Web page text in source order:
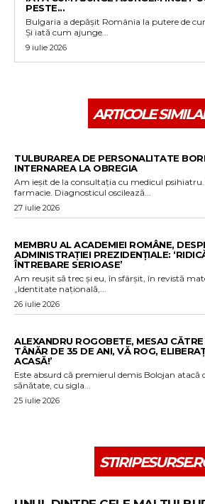
PESTE...
Bulgaria a depășit România la putere de
Și iată cum ajunge...
9 iulie 2026
ARTICOLE
TULBURAREA DE PERSONALITATE
INTERNAREA LA OBREGIA
Am ieșit de la consultația cu medicul
farmacie. Diagnosticul oscilează...
27 iulie 2026
MEMBRU AL ACADEMIEI ROMÂNE,
ADMINISTRAȚIEI PREZIDENȚIALE:
ÎNTREBARE SERIOASE’
Am reușit să trec și eu, în sfârșit, în revistă
„Identitate națională,...
26 iulie 2026
ALEXANDRU ROGOBETE, MESAJ
TÂNĂR DE 35 DE ANI, VĂ ROG,
ACASĂ!’
Este absurd că premierul demis Bolojan atacă
sănătate, cu sigla...
25 iulie 2026